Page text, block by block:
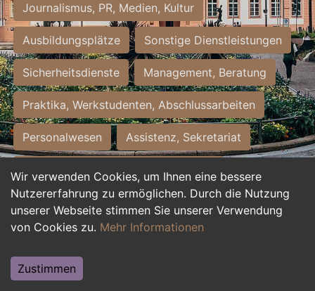
Wir verwenden Cookies, um Ihnen eine bessere
Nutzererfahrung zu ermöglichen. Durch die Nutzung
unserer Webseite stimmen Sie unserer Verwendung
von Cookies zu. Mehr Informationen
Zustimmen
Journalismus, PR, Medien, Kultur
Ausbildungsplätze Sonstige Dienstleistungen
Sicherheitsdienste Management, Beratung
Praktika, Werkstudenten, Abschlussarbeiten
Personalwesen Assistenz, Sekretariat
Hilfskräfte, Aushilfs- und Nebenjobs
Einkauf, Logistik, Materialwirtschaft
Weiterbildung, Studium, duale Ausbildung
Tourismus